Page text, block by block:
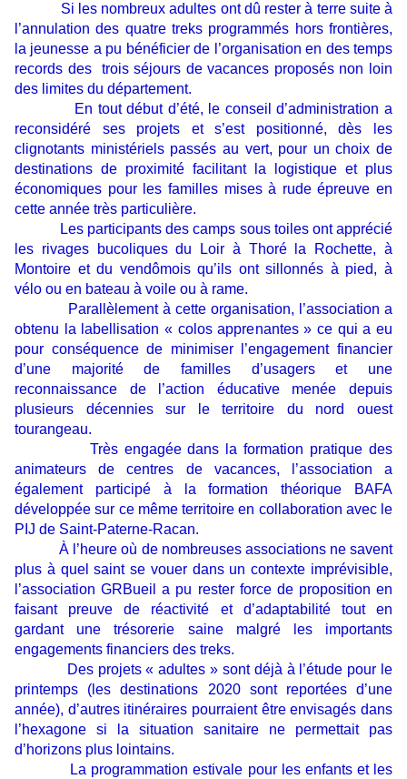
Si les nombreux adultes ont dû rester à terre suite à
l’annulation des quatre treks programmés hors frontières,
la jeunesse a pu bénéficier de l’organisation en des temps
records des trois séjours de vacances proposés non loin
des limites du département.
En tout début d’été, le conseil d’administration a
reconsidéré ses projets et s’est positionné, dès les
clignotants ministériels passés au vert, pour un choix de
destinations de proximité facilitant la logistique et plus
économiques pour les familles mises à rude épreuve en
cette année très particulière.
Les participants des camps sous toiles ont apprécié
les rivages bucoliques du Loir à Thoré la Rochette, à
Montoire et du vendômois qu’ils ont sillonnés à pied, à
vélo ou en bateau à voile ou à rame.
Parallèlement à cette organisation, l’association a
obtenu la labellisation « colos apprenantes » ce qui a eu
pour conséquence de minimiser l’engagement financier
d’une majorité de familles d’usagers et une
reconnaissance de l’action éducative menée depuis
plusieurs décennies sur le territoire du nord ouest
tourangeau.
Très engagée dans la formation pratique des
animateurs de centres de vacances, l’association a
également participé à la formation théorique BAFA
développée sur ce même territoire en collaboration avec le
PIJ de Saint-Paterne-Racan.
À l’heure où de nombreuses associations ne savent
plus à quel saint se vouer dans un contexte imprévisible,
l’association GRBueil a pu rester force de proposition en
faisant preuve de réactivité et d’adaptabilité tout en
gardant une trésorerie saine malgré les importants
engagements financiers des treks.
Des projets « adultes » sont déjà à l’étude pour le
printemps (les destinations 2020 sont reportées d’une
année), d’autres itinéraires pourraient être envisagés dans
l’hexagone si la situation sanitaire ne permettait pas
d’horizons plus lointains.
La programmation estivale pour les enfants et les